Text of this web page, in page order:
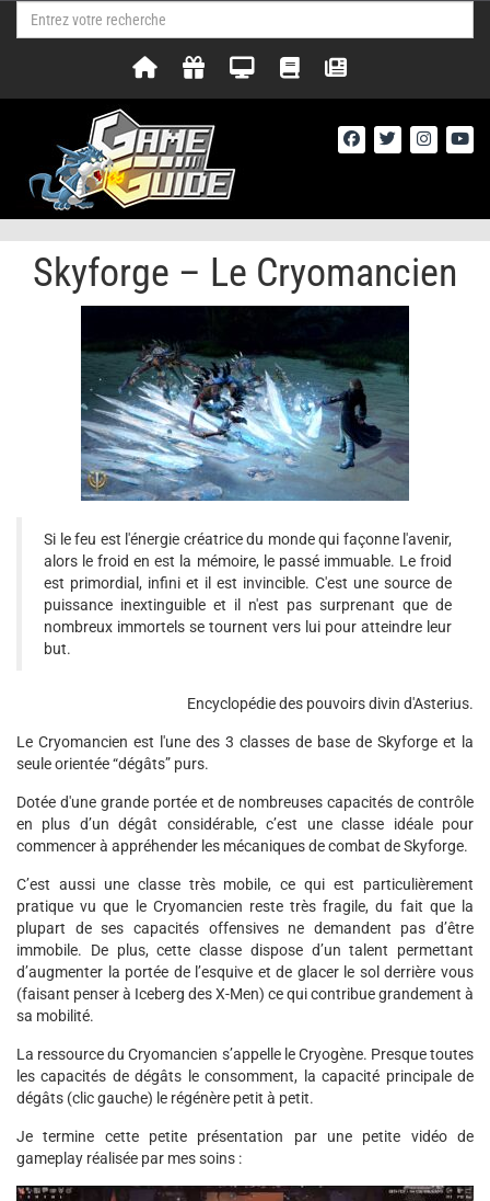
Skyforge – Le Cryomancien
Si le feu est l'énergie créatrice du monde qui façonne l'avenir,
alors le froid en est la mémoire, le passé immuable. Le froid
est primordial, infini et il est invincible. C'est une source de
puissance inextinguible et il n'est pas surprenant que de
nombreux immortels se tournent vers lui pour atteindre leur
but.
Encyclopédie des pouvoirs divin d'Asterius.
Le Cryomancien est l'une des 3 classes de base de Skyforge et la
seule orientée “dégâts” purs.
Dotée d'une grande portée et de nombreuses capacités de contrôle
en plus d’un dégât considérable, c’est une classe idéale pour
commencer à appréhender les mécaniques de combat de Skyforge.
C’est aussi une classe très mobile, ce qui est particulièrement
pratique vu que le Cryomancien reste très fragile, du fait que la
plupart de ses capacités offensives ne demandent pas d’être
immobile. De plus, cette classe dispose d’un talent permettant
d’augmenter la portée de l’esquive et de glacer le sol derrière vous
(faisant penser à Iceberg des X-Men) ce qui contribue grandement à
sa mobilité.
La ressource du Cryomancien s’appelle le Cryogène. Presque toutes
les capacités de dégâts le consomment, la capacité principale de
dégâts (clic gauche) le régénère petit à petit.
Je termine cette petite présentation par une petite vidéo de
gameplay réalisée par mes soins :